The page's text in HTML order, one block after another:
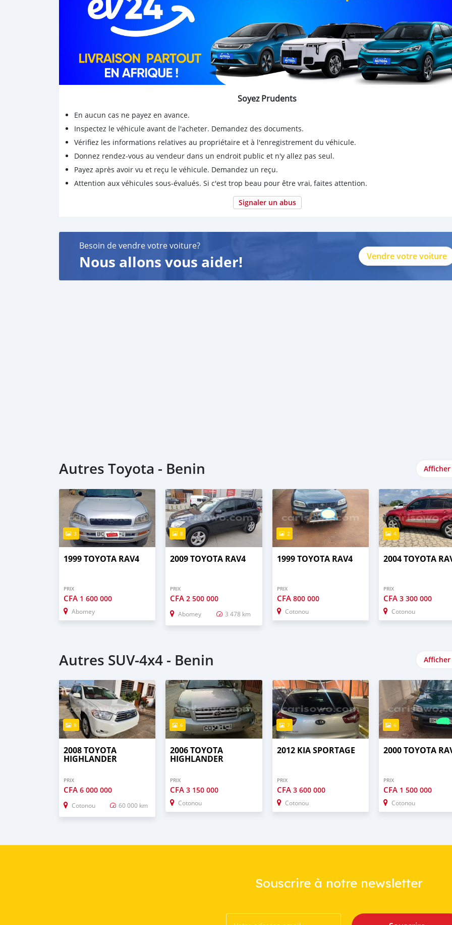
Soyez Prudents
En aucun cas ne payez en avance.
Inspectez le véhicule avant de l'acheter. Demandez des documents.
Vérifiez les informations relatives au propriétaire et à l'enregistrement du véhicule.
Donnez rendez-vous au vendeur dans un endroit public et n'y allez pas seul.
Payez après avoir vu et reçu le véhicule. Demandez un reçu.
Attention aux véhicules sous-évalués. Si c'est trop beau pour être vrai, faites attention.
Signaler un abus
Besoin de vendre votre voiture?
Nous allons vous aider! Vendre votre voiture
Autres Toyota - Benin
3
1999 TOYOTA RAV4
PRIX
CFA 1 600 000
Abomey
8
2009 TOYOTA RAV4
PRIX
CFA2 500 000
Abomey 3 478 km
2
1999 TOYOTA RAV4
PRIX
CFA 800 000
Cotonou
4
2004 TOYOTA
PRIX
CFA 3 300 000
Cotonou
Autres SUV‒4x4 - Benin
8
2008 TOYOTA
HIGHLANDER
PRIX
CFA 6 000 000
Cotonou 60 000 km
6
2006 TOYOTA
HIGHLANDER
PRIX
CFA3 150 000
Cotonou
7
2012 KIA SPORTAGE
PRIX
CFA 3 600 000
Cotonou
6
2000 TOYOTA
PRIX
CFA 1 500 000
Cotonou
Souscrire à notre newsletter